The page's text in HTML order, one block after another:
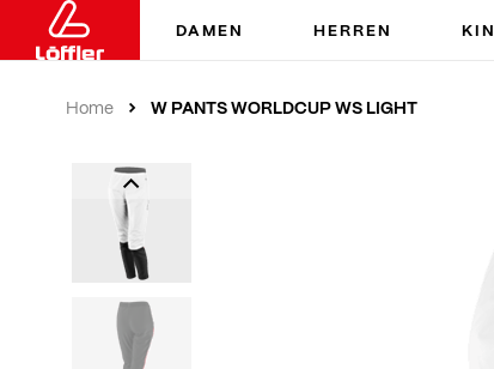
DAMEN HERREN
Home W PANTS WORLDCUP WS LIGHT